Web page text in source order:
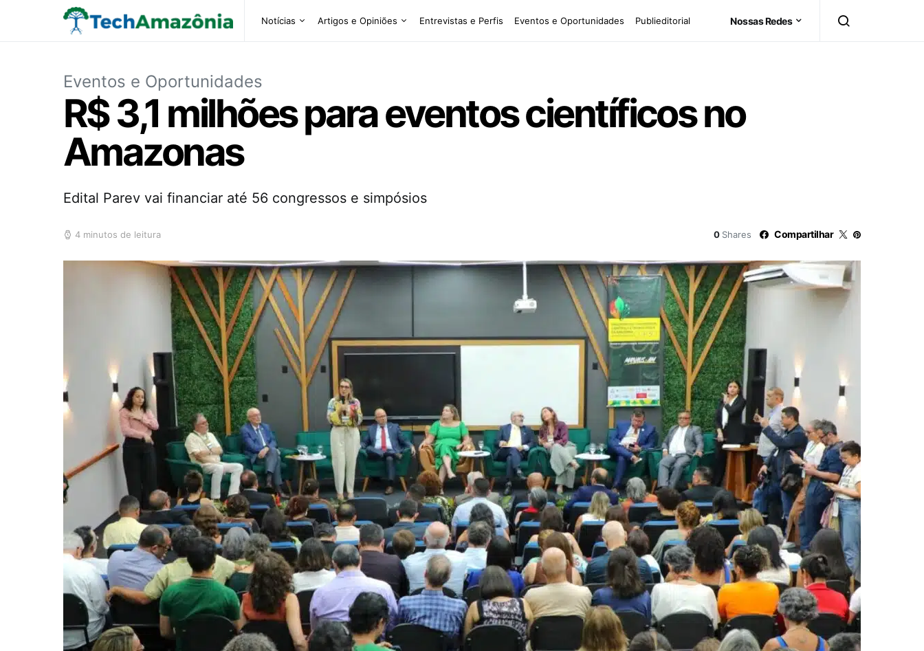
Notícias Artigos e Opiniões Entrevistas e Perfis Eventos e Oportunidades Publieditorial Nossas Redes
Eventos e Oportunidades
R$ 3,1 milhões para eventos científicos no
Amazonas
Edital Parev vai financiar até 56 congressos e simpósios
4 minutos de leitura 0 Shares Compartilhar